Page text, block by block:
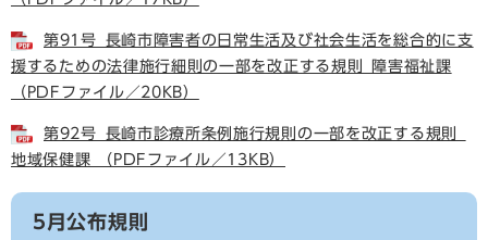
第91号_長崎市障害者の日常生活及び社会生活を総合的に支
援するための法律施行細則の一部を改正する規則_障害福祉課
（PDFファイル／20KB）
第92号_長崎市診療所条例施行規則の一部を改正する規則_
地域保健課 （PDFファイル／13KB）
5月公布規則